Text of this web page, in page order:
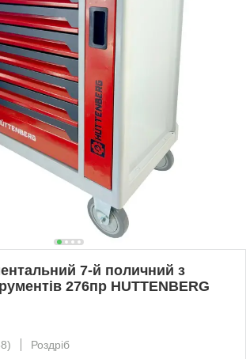
7-й поличний з
276пр HUTTENBERG
Роздріб